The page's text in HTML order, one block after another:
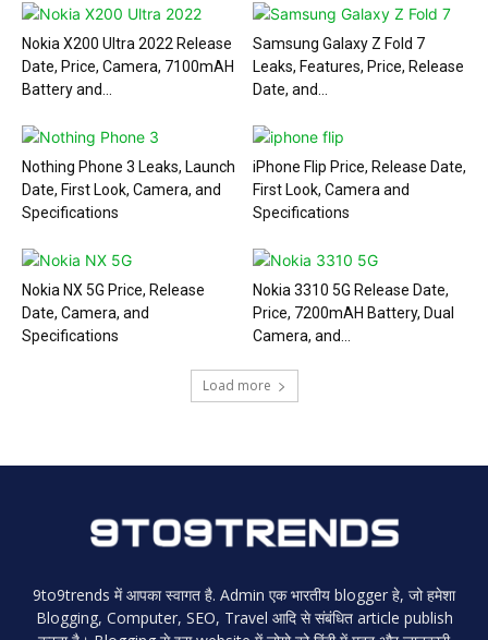
Nokia X200 Ultra 2022 Release
Date, Price, Camera, 7100mAH
Battery and...
Samsung Galaxy Z Fold 7
Leaks, Features, Price, Release
Date, and...
Nothing Phone 3 Leaks, Launch
Date, First Look, Camera, and
Specifications
iPhone Flip Price, Release Date,
First Look, Camera and
Specifications
Nokia NX 5G Price, Release
Date, Camera, and
Specifications
Nokia 3310 5G Release Date,
Price, 7200mAH Battery, Dual
Camera, and...
Load more
9to9trends में आपका स्वागत है. Admin एक भारतीय blogger हे, जो हमेशा
Blogging, Computer, SEO, Travel आदि से संबंधित article publish